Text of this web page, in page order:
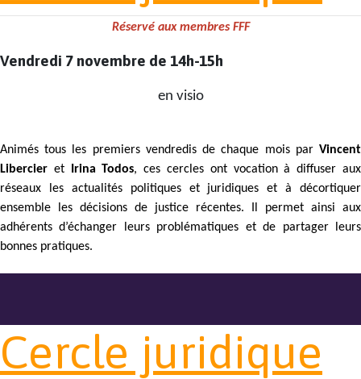
Réservé aux membres FFF
Vendredi 7 novembre de 14h-15h
en visio
Animés tous les premiers vendredis de chaque mois par Vincent
Libercier et Irina Todos, ces cercles ont vocation à diffuser aux
réseaux les actualités politiques et juridiques et à décortiquer
ensemble les décisions de justice récentes. Il permet ainsi aux
adhérents d’échanger leurs problématiques et de partager leurs
bonnes pratiques.
Cercle juridique